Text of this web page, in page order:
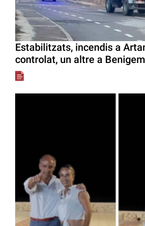
Estabilitzats, incendis a
controlat, un altre a